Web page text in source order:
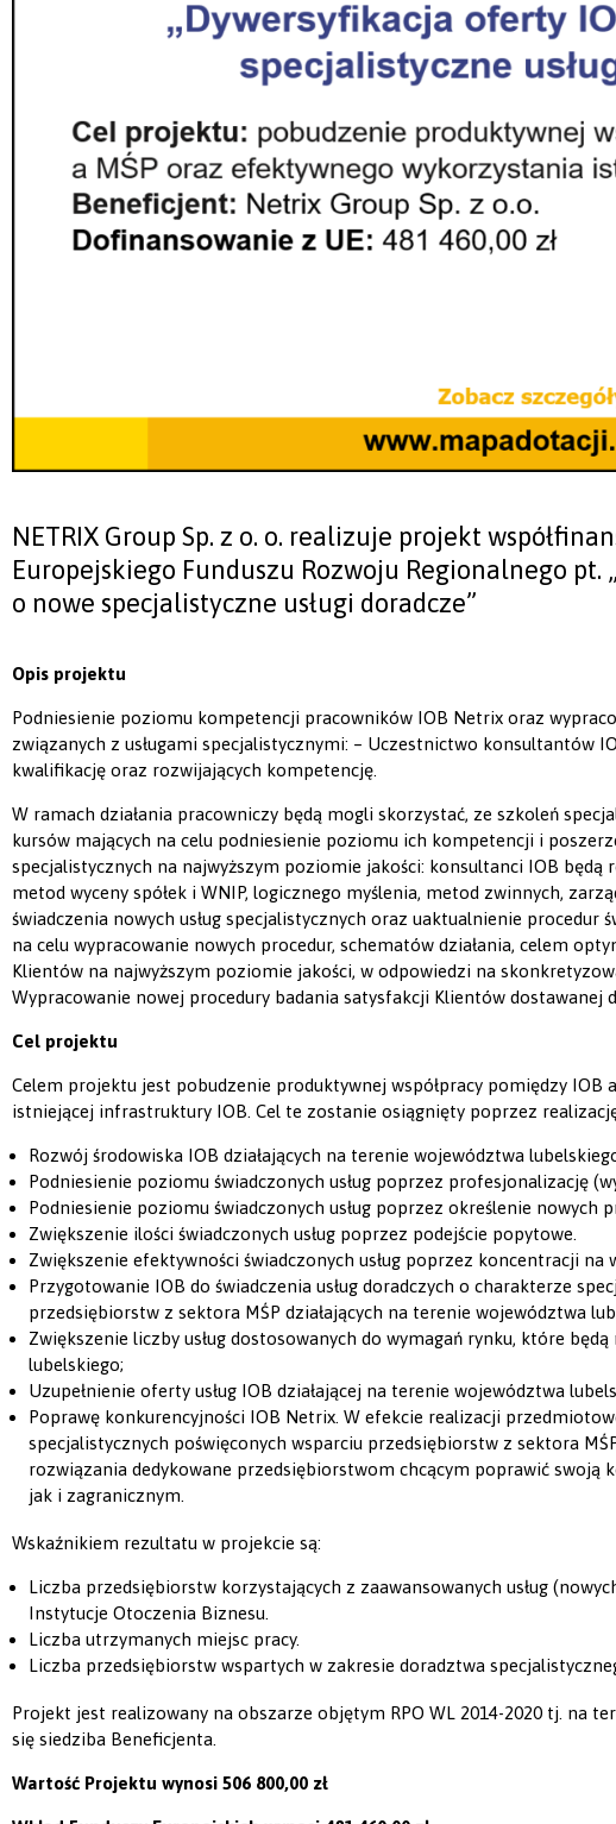
NETRIX Group Sp. z o. o. realizuje projekt
Europejskiego Funduszu Rozwoju Regionalnego
o nowe specjalistyczne usługi doradcze”
Opis projektu
Podniesienie poziomu kompetencji pracowników IOB Netrix oraz
związanych z usługami specjalistycznymi: – Uczestnictwo konsultantów
kwalifikację oraz rozwijających kompetencję.
W ramach działania pracowniczy będą mogli skorzystać, ze szkoleń
kursów mających na celu podniesienie poziomu ich kompetencji i
specjalistycznych na najwyższym poziomie jakości: konsultanci IOB będą
metod wyceny spółek i WNIP, logicznego myślenia, metod zwinnych,
świadczenia nowych usług specjalistycznych oraz uaktualnienie procedur
na celu wypracowanie nowych procedur, schematów działania, celem
Klientów na najwyższym poziomie jakości, w odpowiedzi na
Wypracowanie nowej procedury badania satysfakcji Klientów dostawanej
Cel projektu
Celem projektu jest pobudzenie produktywnej współpracy pomiędzy IOB
istniejącej infrastruktury IOB. Cel te zostanie osiągnięty poprzez
Rozwój środowiska IOB działających na terenie województwa
Podniesienie poziomu świadczonych usług poprzez profesjonalizację
Podniesienie poziomu świadczonych usług poprzez określenie nowych
Zwiększenie ilości świadczonych usług poprzez podejście popytowe.
Zwiększenie efektywności świadczonych usług poprzez koncentracji na
Przygotowanie IOB do świadczenia usług doradczych o charakterze
przedsiębiorstw z sektora MŚP działających na terenie województwa
Zwiększenie liczby usług dostosowanych do wymagań rynku, które
lubelskiego;
Uzupełnienie oferty usług IOB działającej na terenie województwa
Poprawę konkurencyjności IOB Netrix. W efekcie realizacji
specjalistycznych poświęconych wsparciu przedsiębiorstw z sektora
rozwiązania dedykowane przedsiębiorstwom chcącym poprawić swoją
jak i zagranicznym.
Wskaźnikiem rezultatu w projekcie są:
Liczba przedsiębiorstw korzystających z zaawansowanych usług
Instytucje Otoczenia Biznesu.
Liczba utrzymanych miejsc pracy.
Liczba przedsiębiorstw wspartych w zakresie doradztwa
Projekt jest realizowany na obszarze objętym RPO WL 2014-2020 tj. na
się siedziba Beneficjenta.
Wartość Projektu wynosi 506 800,00 zł